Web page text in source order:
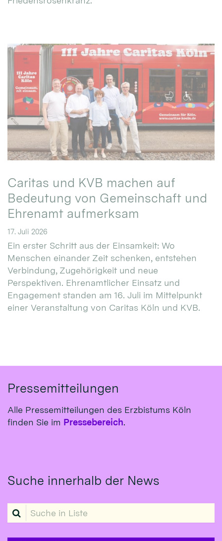
Caritas und KVB machen auf
Bedeutung von Gemeinschaft und
Ehrenamt aufmerksam
17. Juli 2026
Ein erster Schritt aus der Einsamkeit: Wo
Menschen einander Zeit schenken, entstehen
Verbindung, Zugehörigkeit und neue
Perspektiven. Ehrenamtlicher Einsatz und
Engagement standen am 16. Juli im Mittelpunkt
einer Veranstaltung von Caritas Köln und KVB.
Pressemitteilungen
Alle Pressemitteilungen des Erzbistums Köln
finden Sie im Pressebereich.
Suche innerhalb der News
Suche in Liste